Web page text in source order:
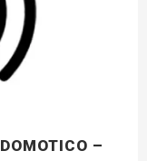
–